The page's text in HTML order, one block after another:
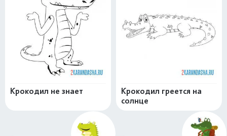
Крокодил не знает
Крокодил греется на
солнце